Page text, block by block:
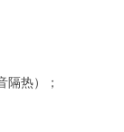
隔热）；